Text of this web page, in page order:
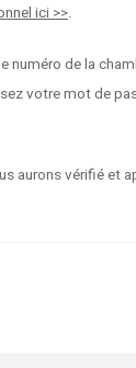
ici >>.
numéro de la
votre mot de
aurons vérifié et